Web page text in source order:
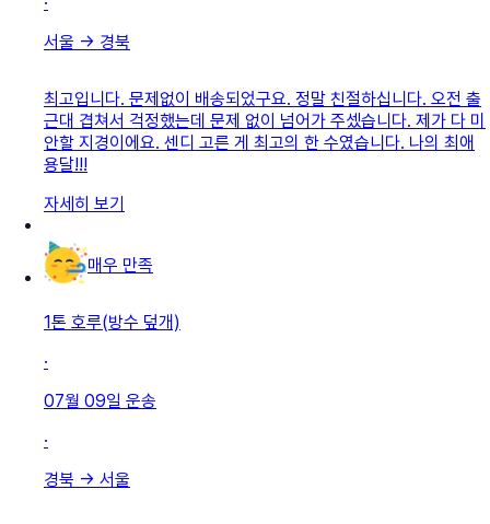
서울 → 경북
최고입니다. 문제없이 배송되었구요. 정말 친절하십니다. 오전 출
근대 겹쳐서 걱정했는데 문제 없이 넘어가 주셌습니다. 제가 다 미
안할 지경이에요. 센디 고른 게 최고의 한 수였습니다. 나의 최애
용달!!!
자세히 보기
매우 만족
1톤 호루(방수 덮개)
·
07월 09일 운송
·
경북 → 서울